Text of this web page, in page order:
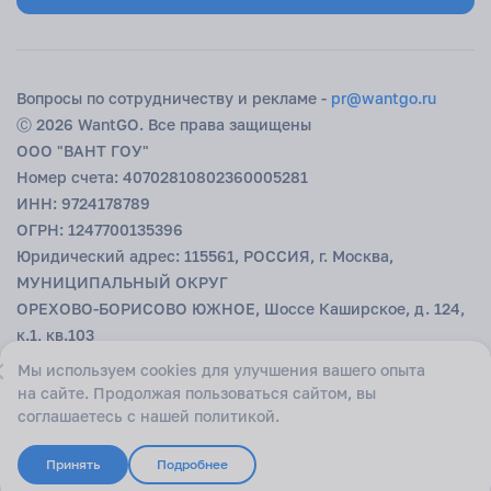
удобным, и выгодным. Просто выберите страну, запустите аукцион
Начать аукцион
Вопросы по сотрудничеству и рекламе - pr@wantgo.ru
Ⓒ 2026 WantGO. Все права защищены
ООО "ВАНТ ГОУ"
Номер счета: 40702810802360005281
ИНН: 9724178789
ОГРН: 1247700135396
Юридический адрес: 115561, РОССИЯ, г. Москва,
МУНИЦИПАЛЬНЫЙ ОКРУГ
ОРЕХОВО-БОРИСОВО ЮЖНОЕ, Шоссе Каширское, д. 124,
к.1, кв.103
БИК: 044525593
К/с: 30101810200000000593 в ГУ БАНКА РОССИИ ПО
ЦФО
Мы используем cookies для улучшения вашего опыта
на сайте. Продолжая пользоваться сайтом, вы
соглашаетесь с нашей политикой.
Принять Подробнее